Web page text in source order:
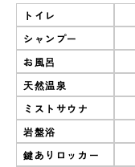
トイレ
シャンプー
お風呂
天然温泉
ミストサウナ
岩盤浴
鍵ありロッカー